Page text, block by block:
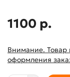
1100 р.
Внимание. Товар
оформления